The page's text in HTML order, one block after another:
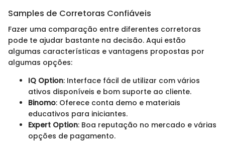
Samples de Corretoras Confiáveis
Fazer uma comparação entre diferentes corretoras
pode te ajudar bastante na decisão. Aqui estão
algumas características e vantagens propostas por
algumas opções:
IQ Option: Interface fácil de utilizar com vários
ativos disponíveis e bom suporte ao cliente.
Binomo: Oferece conta demo e materiais
educativos para iniciantes.
Expert Option: Boa reputação no mercado e várias
opções de pagamento.